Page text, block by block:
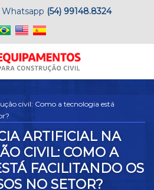
Whatsapp (54) 99148.8324
civil: Como a tecnologia está
ARTIFICIAL NA
CIVIL: COMO A
FACILITANDO OS
NO SETOR?